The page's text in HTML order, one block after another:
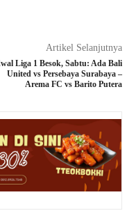
Artikel Selanjutnya
Liga 1 Besok, Sabtu: Ada Bali
United vs Persebaya Surabaya –
Arema FC vs Barito Putera